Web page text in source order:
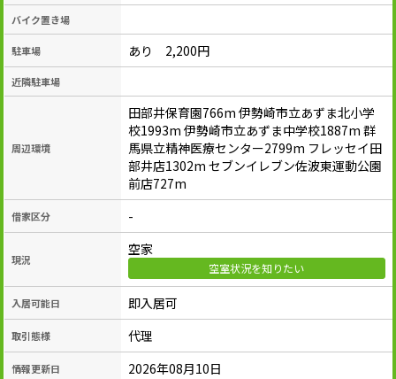
バイク置き場
駐車場 あり 2,200円
近隣駐車場
周辺環境
田部井保育園766m 伊勢崎市立あずま北小学
校1993m 伊勢崎市立あずま中学校1887m 群
馬県立精神医療センター2799m フレッセイ田
部井店1302m セブンイレブン佐波東運動公園
前店727m
借家区分 -
現況
空家
空室状況を知りたい
入居可能日 即入居可
取引態様 代理
情報更新日 2026年08月10日